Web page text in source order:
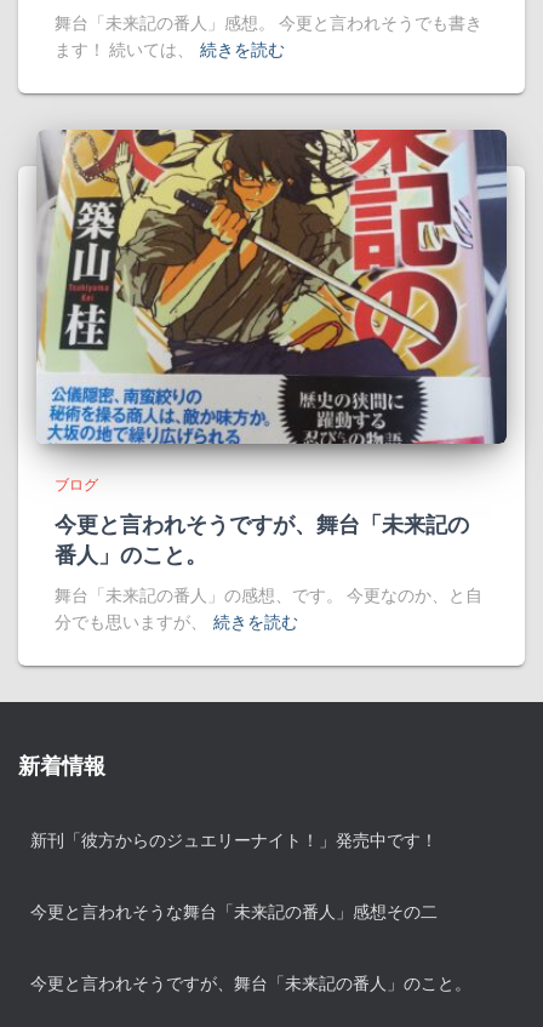
舞台「未来記の番人」感想。 今更と言われそうでも書き
ます！ 続いては、
続きを読む
ブログ
今更と言われそうですが、舞台「未来記の
番人」のこと。
舞台「未来記の番人」の感想、です。 今更なのか、と自
分でも思いますが、
続きを読む
新着情報
新刊「彼方からのジュエリーナイト！」発売中です！
今更と言われそうな舞台「未来記の番人」感想その二
今更と言われそうですが、舞台「未来記の番人」のこと。